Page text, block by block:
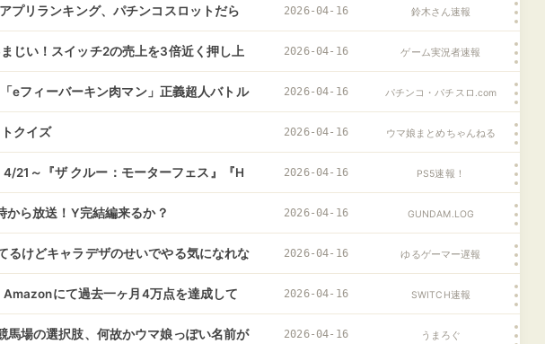
プリランキング、パチンコスロットだら 2026-04-16 鈴木さん速報
じい！スイッチ2の売上を3倍近く押し上 2026-04-16 ゲーム実況者速報
eフィーバーキン肉マン」正義超人バトル
動画が公開！バッファローマンor悪魔将軍
ャンス
2026-04-16 パチンコ・パチスロ.com
クイズ 2026-04-16 ウマ娘まとめちゃんねる
4/21～『ザ クルー：モーターフェス』『H
』『無双アビス』『Football Manage
追加！
2026-04-16 PS5速報！
ら放送！Y完結編来るか？ 2026-04-16 GUNDAM.LOG
るけどキャラデザのせいでやる気になれな 2026-04-16 ゆるゲーマー遅報
Amazonにて過去一ヶ月4万点を達成して 2026-04-16 SWITCH速報
馬場の選択肢、何故かウマ娘っぽい名前が 2026-04-16 うまろぐ